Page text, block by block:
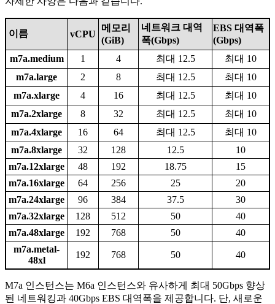
이름 vCPU
메모리
(GiB)
네트워크 대역
폭(Gbps)
EBS 대역폭
(Gbps)
m7a.medium
1 4 최대 12.5
최대 10
m7a.large
2 8 최대 12.5
최대 10
m7a.xlarge
4 16 최대 12.5
최대 10
m7a.2xlarge
8 32 최대 12.5
최대 10
m7a.4xlarge
16 64 최대 12.5
최대 10
m7a.8xlarge
32 128 12.5
10
m7a.12xlarge
48 192 18.75
15
m7a.16xlarge
64 256 25
20
m7a.24xlarge
96 384 37.5
30
m7a.32xlarge
128 512 50
40
m7a.48xlarge
192 768 50
40
m7a.metal-
48xl
192 768 50 40
M7a 인스턴스는 M6a 인스턴스와 유사하게 최대 50Gbps 향상
된 네트워킹과 40Gbps EBS 대역폭을 제공합니다. 단, 새로운